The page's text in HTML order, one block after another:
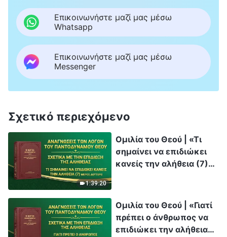
Επικοινωνήστε μαζί μας μέσω
Whatsapp
Επικοινωνήστε μαζί μας μέσω
Messenger
Σχετικό περιεχόμενο
1:39:20
Ομιλία του Θεού | «Τι
σημαίνει να επιδιώκει
κανείς την αλήθεια (7)»
Ομιλία του Θεού | «Γιατί
πρέπει ο άνθρωπος να
επιδιώκει την αλήθεια»